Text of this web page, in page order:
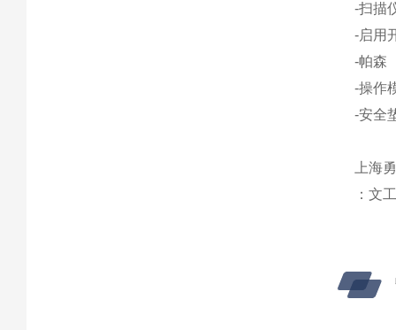
-扫描
-启用
-帕森
-操作
-安全
上海
：文